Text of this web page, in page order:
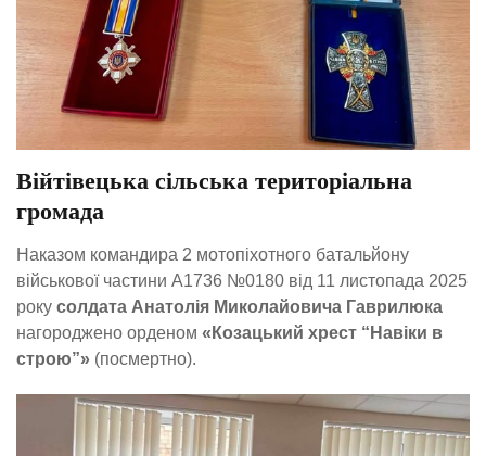
Війтівецька сільська територіальна
громада
Наказом командира 2 мотопіхотного батальйону
військової частини А1736 №0180 від 11 листопада 2025
року солдата Анатолія Миколайовича Гаврилюка
нагороджено орденом «Козацький хрест “Навіки в
строю”» (посмертно).